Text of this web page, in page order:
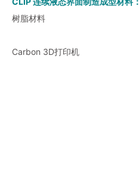
树脂材料
Carbon 3D打印机